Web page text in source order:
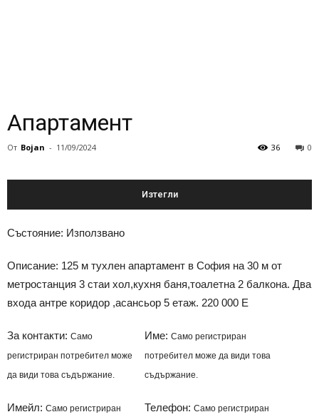
Апартамент
От Bojan - 11/09/2024 0
36
Изтегли
Състояние: Използвано
Описание: 125 м тухлен апартамент в София на 30 м от
метростанция 3 стаи хол,кухня баня,тоалетна 2 балкона. Два
входа антре коридор ,асансьор 5 етаж. 220 000 Е
За контакти: Само
регистриран потребител може
да види това съдържание.
Име: Само регистриран
потребител може да види това
съдържание.
Имейл: Само регистриран
Телефон: Само регистриран